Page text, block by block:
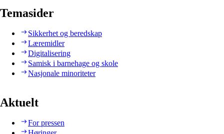
Temasider
Sikkerhet og beredskap
Læremidler
Digitalisering
Samisk i barnehage og skole
Nasjonale minoriteter
Aktuelt
For pressen